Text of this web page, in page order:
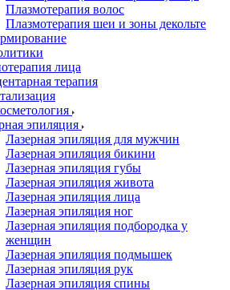
Плазмотерапия волос
Плазмотерапия шеи и зоны декольте
лица
терапия
эпиляция
Лазерная эпиляция для мужчин
Лазерная эпиляция бикини
Лазерная эпиляция губы
Лазерная эпиляция живота
Лазерная эпиляция лица
Лазерная эпиляция ног
Лазерная эпиляция подбородка у
женщин
Лазерная эпиляция подмышек
Лазерная эпиляция рук
Лазерная эпиляция спины